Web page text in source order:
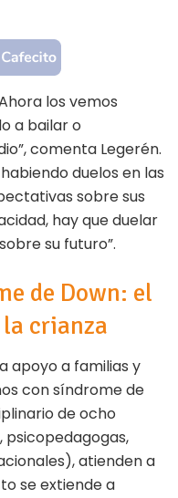
los vemos
a bailar o
comenta Legerén.
duelos en las
sobre sus
hay que duelar
su futuro”.
de Down: el
crianza
apoyo a familias y
con síndrome de
de ocho
psicopedagogas,
atienden a
se extiende a